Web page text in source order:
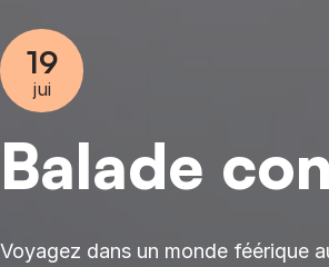
19
jui
Balade
Voyagez dans un monde féérique